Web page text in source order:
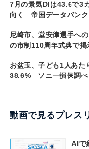
7月の景気DIは43.6で3
向く 帝国データバン
尼崎市、堂安律選手へ
の市制110周年式典で掲
お盆玉、子ども1人あ
38.6% ソニー損保調べ
動画で見るプレス
AIで